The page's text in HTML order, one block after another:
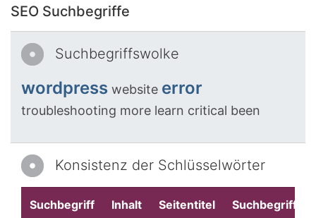
SEO Suchbegriffe
Suchbegriffswolke
wordpress website error
troubleshooting more learn critical been
Konsistenz der Schlüsselwörter
Suchbegriff Inhalt Seitentitel Suchbegriffe